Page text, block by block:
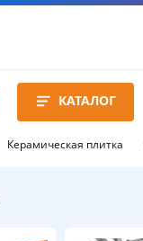
КАТАЛОГ
Керамическая плитка